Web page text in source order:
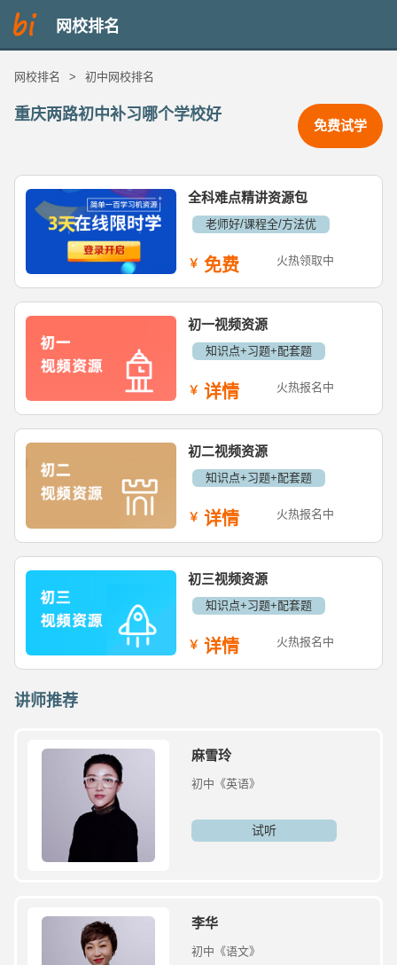
网校排名
网校排名 > 初中网校排名
重庆两路初中补习哪个学校好
免费试学
全科难点精讲资源包
老师好/课程全/方法优
免费 火热领取中
初一视频资源
知识点+习题+配套题
详情 火热报名中
初二视频资源
知识点+习题+配套题
详情 火热报名中
初三视频资源
知识点+习题+配套题
详情 火热报名中
讲师推荐
麻雪玲
初中《英语》
试听
李华
初中《语文》